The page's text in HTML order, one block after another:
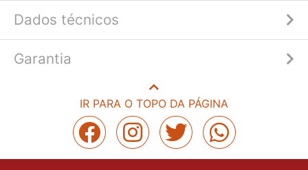
Dados técnicos
Garantia
IR PARA O TOPO DA PÁGINA